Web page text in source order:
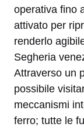
operativa fino
attivato per
renderlo
Segheria
Attraverso un
possibile
meccanismi
ferro; tutte le